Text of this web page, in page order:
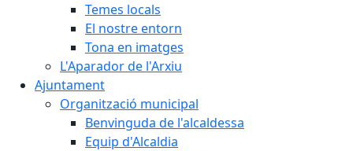
Temes locals
El nostre entorn
Tona en imatges
L'Aparador de l'Arxiu
Ajuntament
Organització municipal
Benvinguda de l'alcaldessa
Equip d'Alcaldia